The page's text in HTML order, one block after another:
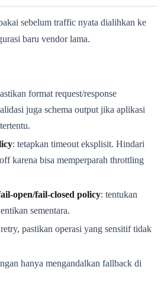
sebelum traffic nyata dialihkan ke
baru vendor lama.
format request/response
juga schema output jika aplikasi
: tetapkan timeout eksplisit. Hindari
karena bisa memperparah throttling
open/fail-closed policy: tentukan
sementara.
pastikan operasi yang sensitif tidak
hanya mengandalkan fallback di